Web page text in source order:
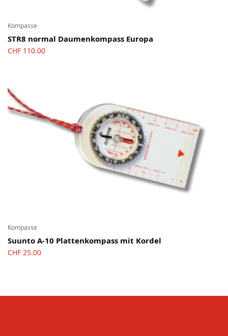
Kompasse
STR8 normal Daumenkompass Europa
CHF 110.00
Kompasse
Suunto A-10 Plattenkompass mit Kordel
CHF 25.00